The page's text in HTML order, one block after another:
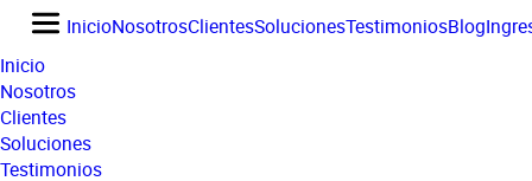
InicioNosotrosClientesSolucionesTestimoniosBlog
Inicio
Nosotros
Clientes
Soluciones
Testimonios